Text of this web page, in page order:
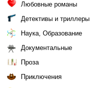
Любовные романы
Детективы и триллеры
Наука, Образование
Документальные
Проза
Приключения